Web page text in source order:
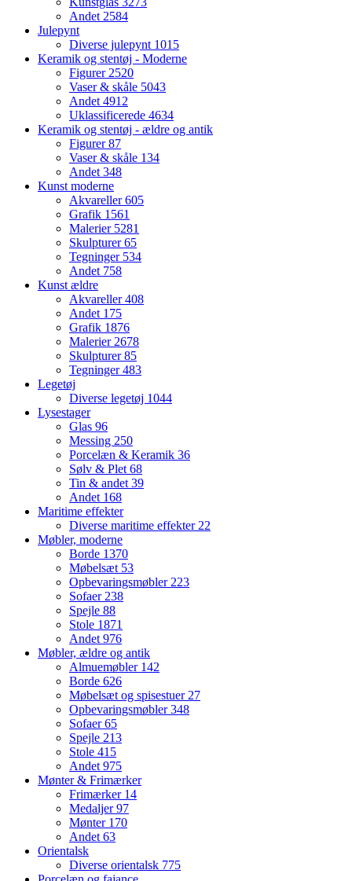
Andet 2584
Julepynt
Diverse julepynt 1015
Keramik og stentøj - Moderne
Figurer 2520
Vaser & skåle 5043
Andet 4912
Uklassificerede 4634
Keramik og stentøj - ældre og antik
Figurer87
Vaser & skåle 134
Andet 348
Kunst moderne
Akvareller605
Grafik 1561
Malerier 5281
Skulpturer65
Tegninger 534
Andet 758
Kunst ældre
Akvareller408
Andet 175
Grafik 1876
Malerier 2678
Skulpturer85
Tegninger483
Legetøj
Diverse legetøj 1044
Lysestager
Glas 96
Messing 250
Porcelæn & Keramik 36
Sølv & Plet 68
Tin & andet 39
Andet 168
Maritime effekter
Diverse maritime effekter 22
Møbler, moderne
Borde 1370
Møbelsæt 53
Opbevaringsmøbler 223
Sofaer 238
Spejle 88
Stole 1871
Andet 976
Møbler, ældre og antik
Almuemøbler 142
Borde 626
Møbelsæt og spisestuer 27
Opbevaringsmøbler348
Sofaer65
Spejle 213
Stole 415
Andet 975
Mønter & Frimærker
Frimærker 14
Medaljer97
Mønter 170
Andet 63
Orientalsk
Diverse orientalsk 775